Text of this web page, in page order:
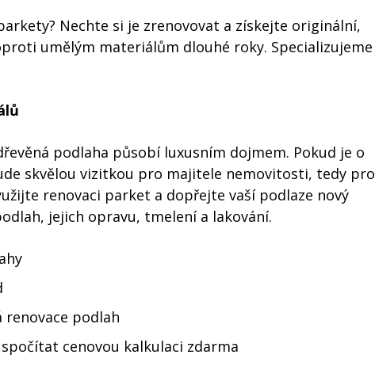
Nechte si je zrenovovat a získejte originální,
umělým materiálům dlouhé roky. Specializujeme
podlaha působí luxusním dojmem. Pokud je o
skvělou vizitkou pro majitele nemovitosti, tedy pro
renovaci parket a dopřejte vaší podlaze nový
jejich opravu, tmelení a lakování.
renovace podlah
cenovou kalkulaci zdarma